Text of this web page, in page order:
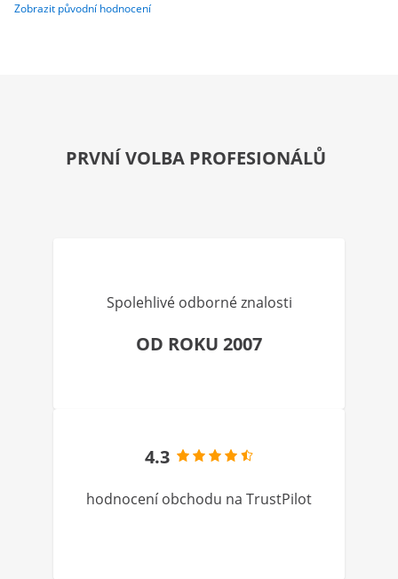
Zobrazit původní hodnocení
PRVNÍ VOLBA PROFESIONÁLŮ
Spolehlivé odborné znalosti
OD ROKU 2007
4.3
hodnocení obchodu na TrustPilot